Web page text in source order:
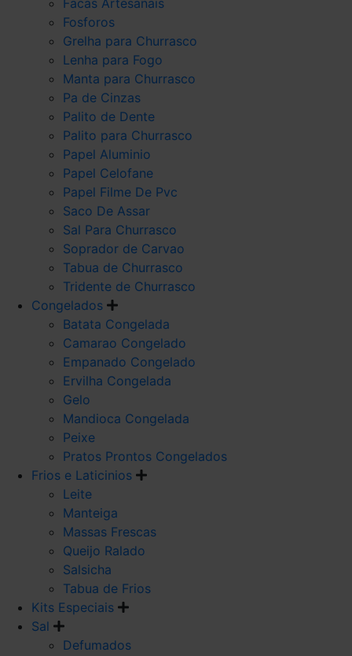
Fosforos
Grelha para Churrasco
Lenha para Fogo
Manta para Churrasco
Pa de Cinzas
Palito de Dente
Palito para Churrasco
Papel Aluminio
Papel Celofane
Papel Filme De Pvc
Saco De Assar
Sal Para Churrasco
Soprador de Carvao
Tabua de Churrasco
Tridente de Churrasco
Congelados
Batata Congelada
Camarao Congelado
Empanado Congelado
Ervilha Congelada
Gelo
Mandioca Congelada
Peixe
Pratos Prontos Congelados
Frios e Laticinios
Leite
Manteiga
Massas Frescas
Queijo Ralado
Salsicha
Tabua de Frios
Kits Especiais
Sal
Defumados